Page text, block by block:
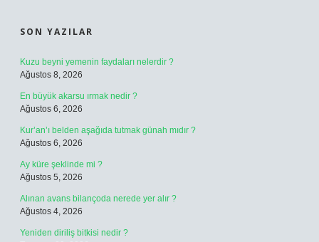
SON YAZILAR
Kuzu beyni yemenin faydaları nelerdir ?
Ağustos 8, 2026
En büyük akarsu ırmak nedir ?
Ağustos 6, 2026
Kur’an’ı belden aşağıda tutmak günah mıdır ?
Ağustos 6, 2026
Ay küre şeklinde mi ?
Ağustos 5, 2026
Alınan avans bilançoda nerede yer alır ?
Ağustos 4, 2026
Yeniden diriliş bitkisi nedir ?